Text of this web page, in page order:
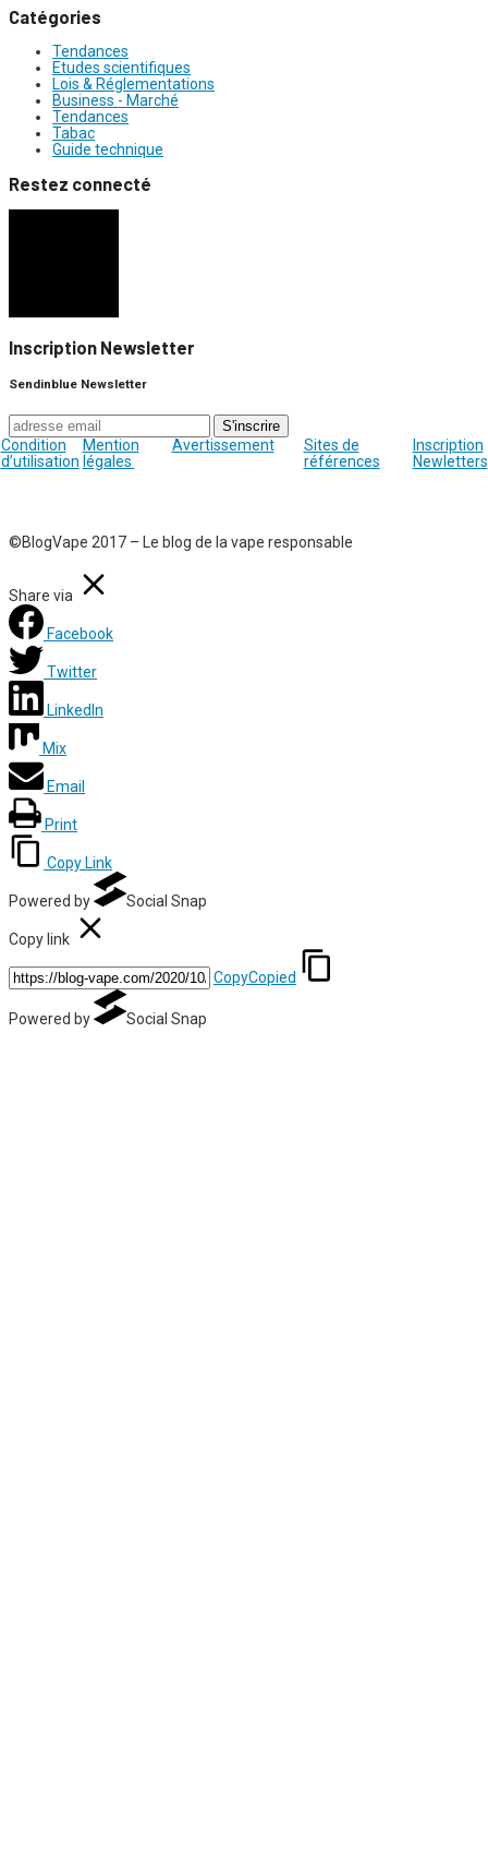
Catégories
Tendances
Etudes scientifiques
Lois & Réglementations
Business - Marché
Tendances
Tabac
Guide technique
Restez connecté
Inscription Newsletter
Sendinblue Newsletter
Condition
d’utilisation
Mention
légales
Avertissement
Sites de
références
Inscription
Newletters
©BlogVape 2017 – Le blog de la vape responsable
Share via
Facebook
Twitter
LinkedIn
Mix
Email
Print
Copy Link
Powered by Social Snap
Copy link
CopyCopied
Powered by Social Snap